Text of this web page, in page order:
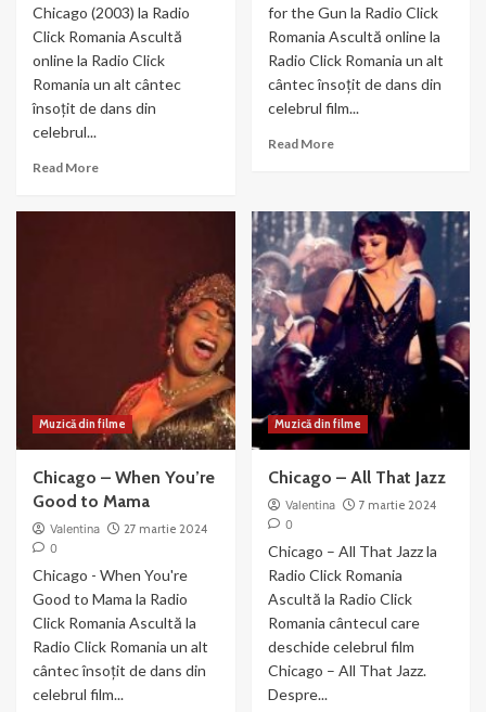
Chicago (2003) la Radio
Click Romania Ascultă
online la Radio Click
Romania un alt cântec
însoțit de dans din
celebrul...
Read MoreRead
for the Gun la Radio Click
Romania Ascultă online la
Radio Click Romania un alt
cântec însoțit de dans din
celebrul film...
Read MoreRead
We
Both
Reached
for
the
Gun
Muzică din filme
Chicago – When You’re
Good to Mama
Valentina
27 martie 2024
0
Chicago - When You're
Good to Mama la Radio
Click Romania Ascultă la
Radio Click Romania un alt
cântec însoțit de dans din
celebrul film...
Muzică din filme
Chicago – All That Jazz
Valentina
7 martie 2024
0
Chicago – All That Jazz la
Radio Click Romania
Ascultă la Radio Click
Romania cântecul care
deschide celebrul film
Chicago – All That Jazz.
Despre...